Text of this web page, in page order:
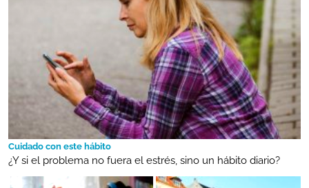
Cuidado con este hábito
¿Y si el problema no fuera el estrés, sino un hábito diario?